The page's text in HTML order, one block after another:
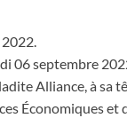
06 septembre
Alliance, à sa
Économiques et